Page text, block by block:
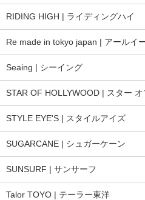
RIDING HIGH | ライディングハイ
Re made in tokyo japan | アールイ
Seaing | シーイング
STAR OF HOLLYWOOD | スター
STYLE EYE'S | スタイルアイズ
SUGARCANE | シュガーケーン
SUNSURF | サンサーフ
Talor TOYO | テーラー東洋